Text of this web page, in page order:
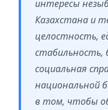
интересы
Казахстана и
целостность,
стабильность,
социальная
национальной
в том, чтобы